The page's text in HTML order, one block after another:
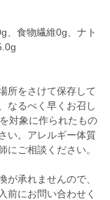
、食物繊維0g、ナト
所をさけて保存して
なるべく早くお召し
対象に作られたもの
い。アレルギー体質
にご相談ください。
が承れませんので、
前にお問い合わせく